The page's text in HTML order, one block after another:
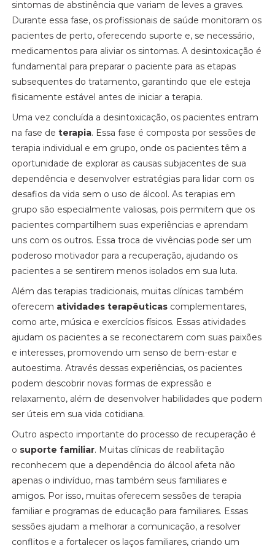
sintomas de abstinência que variam de leves a graves.
Durante essa fase, os profissionais de saúde monitoram os
pacientes de perto, oferecendo suporte e, se necessário,
medicamentos para aliviar os sintomas. A desintoxicação é
fundamental para preparar o paciente para as etapas
subsequentes do tratamento, garantindo que ele esteja
fisicamente estável antes de iniciar a terapia.
Uma vez concluída a desintoxicação, os pacientes entram
na fase deterapia. Essa fase é composta por sessões de
terapia individual e em grupo, onde os pacientes têm a
oportunidade de explorar as causas subjacentes de sua
dependência e desenvolver estratégias para lidar com os
desafios da vida sem o uso de álcool. As terapias em
grupo são especialmente valiosas, pois permitem que os
pacientes compartilhem suas experiências e aprendam
uns com os outros. Essa troca de vivências pode ser um
poderoso motivador para a recuperação, ajudando os
pacientes a se sentirem menos isolados em sua luta.
Além das terapias tradicionais, muitas clínicas também
oferecem atividades terapêuticas complementares,
como arte, música e exercícios físicos. Essas atividades
ajudam os pacientes a se reconectarem com suas paixões
e interesses, promovendo um senso de bem-estar e
autoestima. Através dessas experiências, os pacientes
podem descobrir novas formas de expressão e
relaxamento, além de desenvolver habilidades que podem
ser úteis em sua vida cotidiana.
Outro aspecto importante do processo de recuperação é
o suporte familiar. Muitas clínicas de reabilitação
reconhecem que a dependência do álcool afeta não
apenas o indivíduo, mas também seus familiares e
amigos. Por isso, muitas oferecem sessões de terapia
familiar e programas de educação para familiares. Essas
sessões ajudam a melhorar a comunicação, a resolver
conflitos e a fortalecer os laços familiares, criando um